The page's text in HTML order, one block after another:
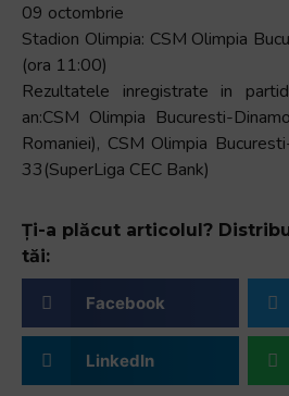
09 octombrie
Stadion Olimpia: CSM Olimpia
(ora 11:00)
Rezultatele inregistrate in
an:CSM Olimpia Bucuresti-
Romaniei), CSM Olimpia
33(SuperLiga CEC Bank)
Ți-a plăcut articolul?
tăi:
Facebook
LinkedIn